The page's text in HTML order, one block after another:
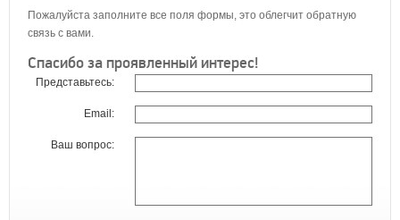
Пожалуйста заполните все поля формы, это облегчит обратную
связь с вами.
Спасибо за проявленный интерес!
Представьтесь:
Email:
Ваш вопрос: